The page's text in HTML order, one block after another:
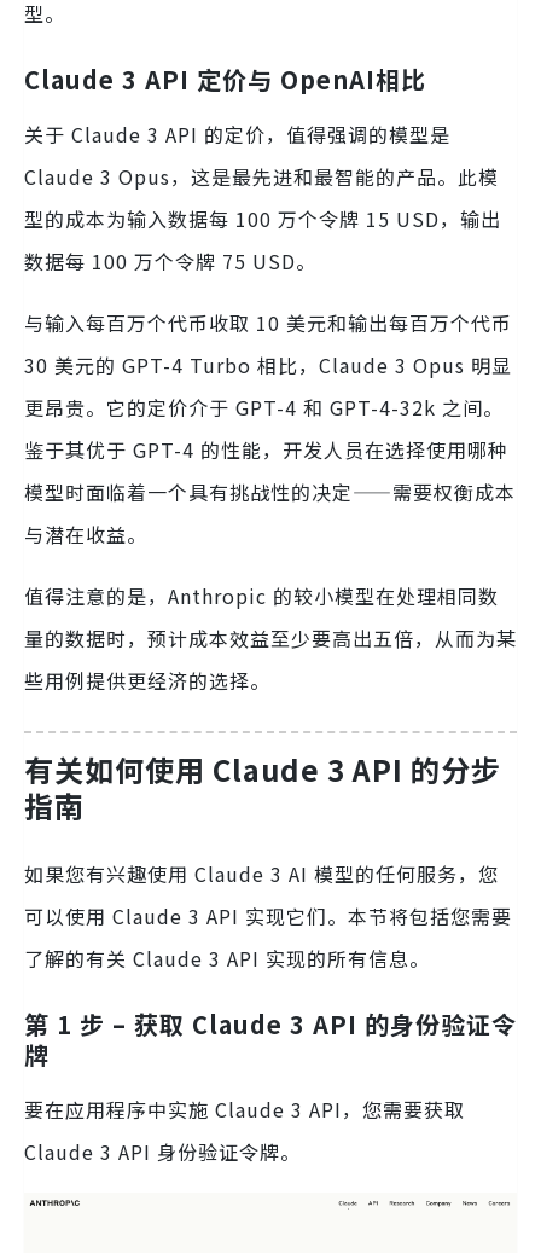
型。
Claude 3 API 定价与 OpenAI相比
关于 Claude 3 API 的定价，值得强调的模型是
Claude 3 Opus，这是最先进和最智能的产品。此模
型的成本为输入数据每 100 万个令牌 15 USD，输出
数据每 100 万个令牌 75 USD。
与输入每百万个代币收取 10 美元和输出每百万个代币
30 美元的 GPT-4 Turbo 相比，Claude 3 Opus 明显
更昂贵。它的定价介于 GPT-4 和 GPT-4-32k 之间。
鉴于其优于 GPT-4 的性能，开发人员在选择使用哪种
模型时面临着一个具有挑战性的决定——需要权衡成本
与潜在收益。
值得注意的是，Anthropic 的较小模型在处理相同数
量的数据时，预计成本效益至少要高出五倍，从而为某
些用例提供更经济的选择。
有关如何使用 Claude 3 API 的分步
指南
如果您有兴趣使用 Claude 3 AI 模型的任何服务，您
可以使用 Claude 3 API 实现它们。本节将包括您需要
了解的有关 Claude 3 API 实现的所有信息。
第 1 步 – 获取 Claude 3 API 的身份验证令
牌
要在应用程序中实施 Claude 3 API，您需要获取
Claude 3 API 身份验证令牌。